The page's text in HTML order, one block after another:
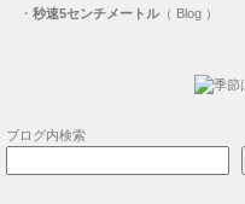
・ 秒速5センチメートル（ Blog ）
ブログ内検索